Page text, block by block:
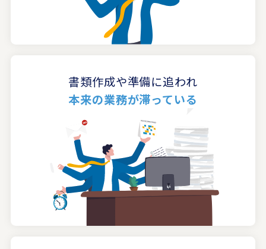
書類作成や準備に追われ
本来の業務が滞っている